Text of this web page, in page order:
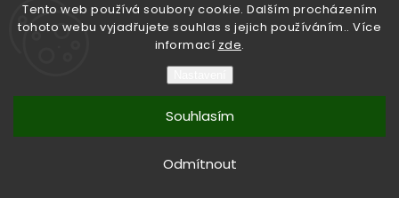
Tento web používá soubory cookie. Dalším procházením
tohoto webu vyjadřujete souhlas s jejich používáním.. Více
informací zde.
Odmítnout
Souhlasím